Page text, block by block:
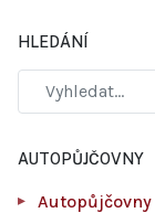
HLEDÁNÍ
AUTOPŮJČOVNY
Autopůjčovny